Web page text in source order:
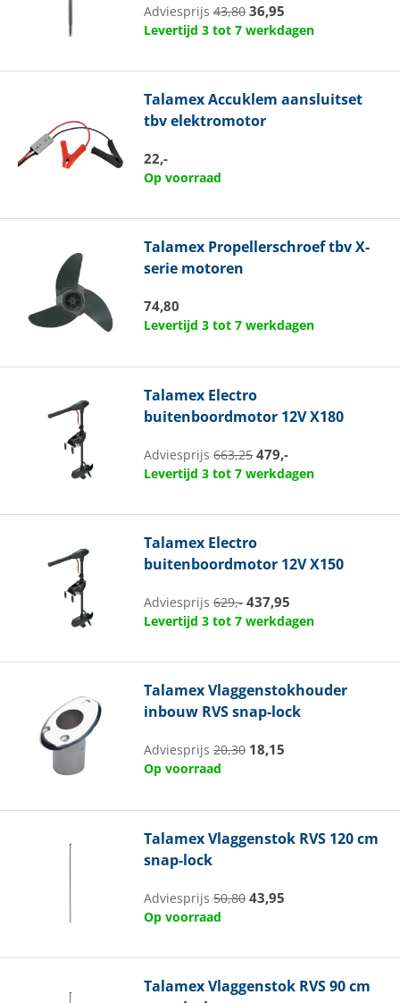
Adviesprijs43,80 36,95
Levertijd 3 tot 7 werkdagen
TalamexAccuklem aansluitset
tbv elektromotor
22,-
Op voorraad
Talamex Propellerschroef tbv X-
serie motoren
74,80
Levertijd 3 tot 7 werkdagen
Talamex Electro
buitenboordmotor 12V X180
Adviesprijs663,25 479,-
Levertijd 3 tot 7 werkdagen
Talamex Electro
buitenboordmotor 12V X150
Adviesprijs629,- 437,95
Levertijd 3 tot 7 werkdagen
TalamexVlaggenstokhouder
inbouw RVS snap-lock
Adviesprijs20,30 18,15
Op voorraad
TalamexVlaggenstok RVS 120 cm
snap-lock
Adviesprijs50,80 43,95
Op voorraad
TalamexVlaggenstok RVS 90 cm